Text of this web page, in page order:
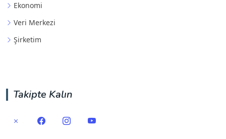
Ekonomi
Veri Merkezi
Şirketim
Takipte Kalın